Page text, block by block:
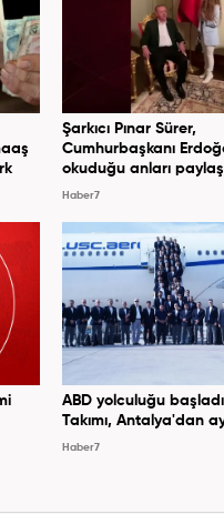
Şarkıcı Pınar Sürer,
Cumhurbaşkanı
okuduğu anları
Haber7
ABD yolculuğu
Takımı, Antalya'dan
Haber7